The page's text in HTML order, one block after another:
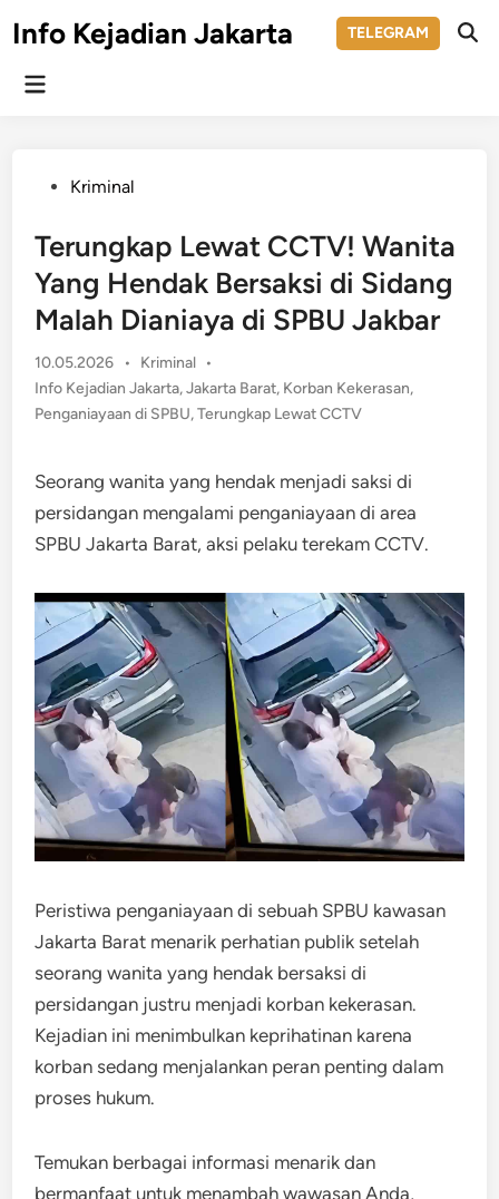
toInfo Kejadian Jakarta TELEGRAM
Main
PostedKriminal
Terungkap Lewat CCTV! Wanita
Yang Hendak Bersaksi di Sidang
Malah Dianiaya di SPBU Jakbar
10.05.2026 •
Posted
in
Kriminal •
Info Kejadian Jakarta,Jakarta Barat, Korban Kekerasan,
Penganiayaan di SPBU,Terungkap Lewat CCTV
Seorang wanita yang hendak menjadi saksi di
persidangan mengalami penganiayaan di area
SPBU Jakarta Barat, aksi pelaku terekam CCTV.
Peristiwa penganiayaan di sebuah SPBU kawasan
Jakarta Barat menarik perhatian publik setelah
seorang wanita yang hendak bersaksi di
persidangan justru menjadi korban kekerasan.
Kejadian ini menimbulkan keprihatinan karena
korban sedang menjalankan peran penting dalam
proses hukum.
Temukan berbagai informasi menarik dan
bermanfaat untuk menambah wawasan Anda,